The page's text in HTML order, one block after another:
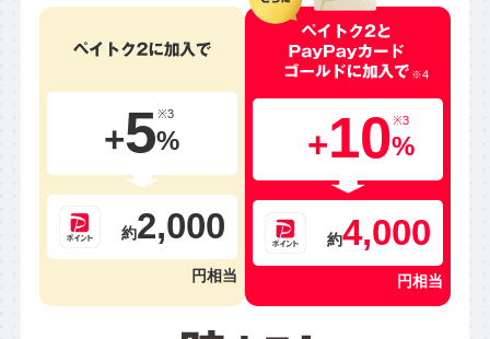
+5%
※3
約2,000
円相当
+10%
※3
約4,000
円相当